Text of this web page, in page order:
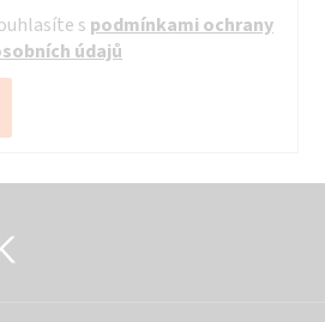
s podmínkami ochrany
údajů